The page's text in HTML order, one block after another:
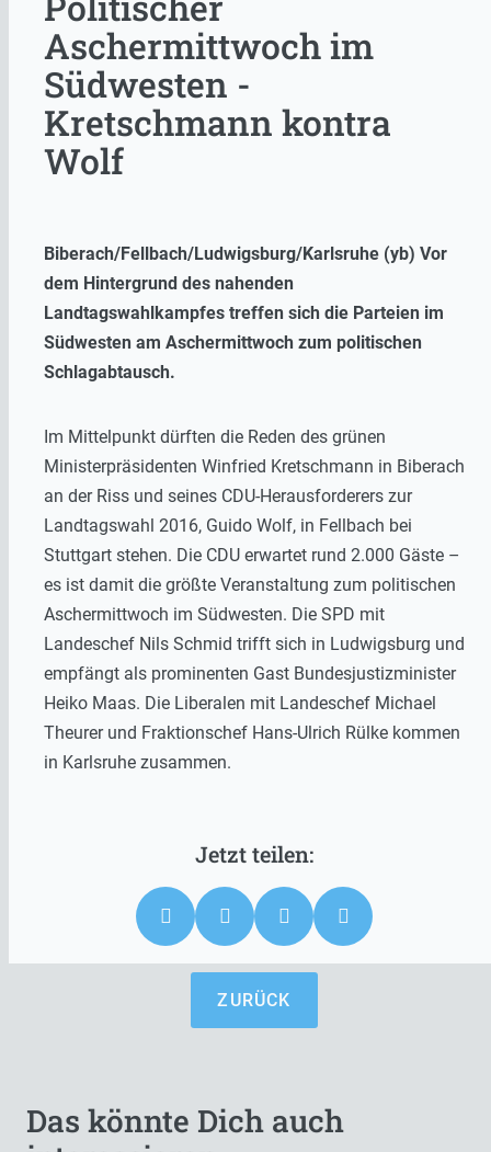
Aschermittwoch im
Südwesten -
Kretschmann kontra
Wolf
Biberach/Fellbach/Ludwigsburg/Karlsruhe (yb) Vor
dem Hintergrund des nahenden
Landtagswahlkampfes treffen sich die Parteien im
Südwesten am Aschermittwoch zum politischen
Schlagabtausch.
Im Mittelpunkt dürften die Reden des grünen
Ministerpräsidenten Winfried Kretschmann in Biberach
an der Riss und seines CDU-Herausforderers zur
Landtagswahl 2016, Guido Wolf, in Fellbach bei
Stuttgart stehen. Die CDU erwartet rund 2.000 Gäste –
es ist damit die größte Veranstaltung zum politischen
Aschermittwoch im Südwesten. Die SPD mit
Landeschef Nils Schmid trifft sich in Ludwigsburg und
empfängt als prominenten Gast Bundesjustizminister
Heiko Maas. Die Liberalen mit Landeschef Michael
Theurer und Fraktionschef Hans-Ulrich Rülke kommen
in Karlsruhe zusammen.
ZURÜCK
Das könnte Dich auch